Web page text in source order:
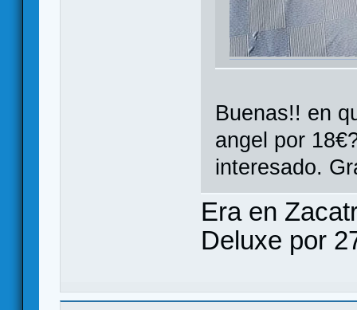
Buenas!! en
angel por
interesado.
Era en
Deluxe por